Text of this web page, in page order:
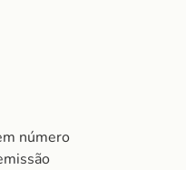
número